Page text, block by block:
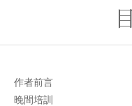
作者前言
晚間培訓